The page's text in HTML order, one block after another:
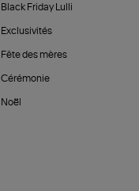
Black Friday Lulli
Exclusivités
Fête des mères
Cérémonie
Noël